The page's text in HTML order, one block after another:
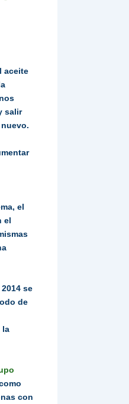
aceite
salir
el
el
se
de
la
con